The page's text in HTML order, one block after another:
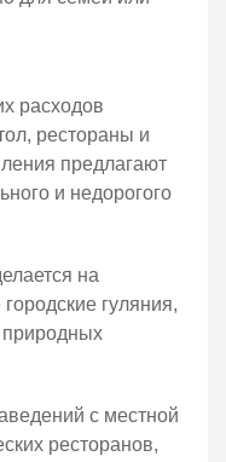
расходов
рестораны и
предлагают
и недорогого
на
гуляния,
с местной
ресторанов,